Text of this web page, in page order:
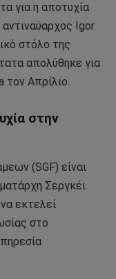
για η αποτυχία
Igor
στόλο της
απολύθηκε για
τον Απρίλιο.
στην
(SGF) είναι
Σεργκέι
εκτελεί
στο